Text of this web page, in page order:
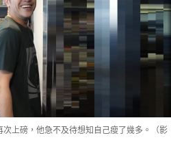
上磅，他急不及待想知自己瘦了幾多。（影